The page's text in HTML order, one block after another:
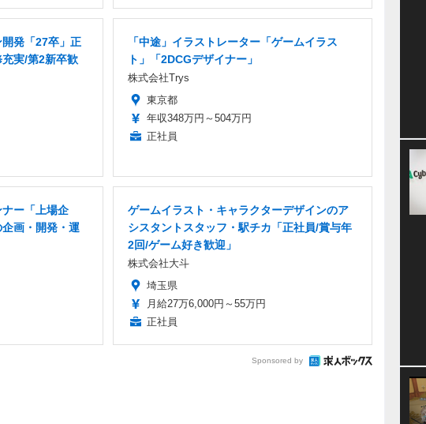
発「27卒」正
実/第2新卒歓
「中途」イラストレーター「ゲームイラス
ト」「2DCGデザイナー」
株式会社Trys
東京都
年収348万円～504万円
正社員
ナー「上場企
画・開発・運
ゲームイラスト・キャラクターデザインのア
シスタントスタッフ・駅チカ「正社員/賞与年
2回/ゲーム好き歓迎」
株式会社大斗
埼玉県
月給27万6,000円～55万円
正社員
Sponsored by